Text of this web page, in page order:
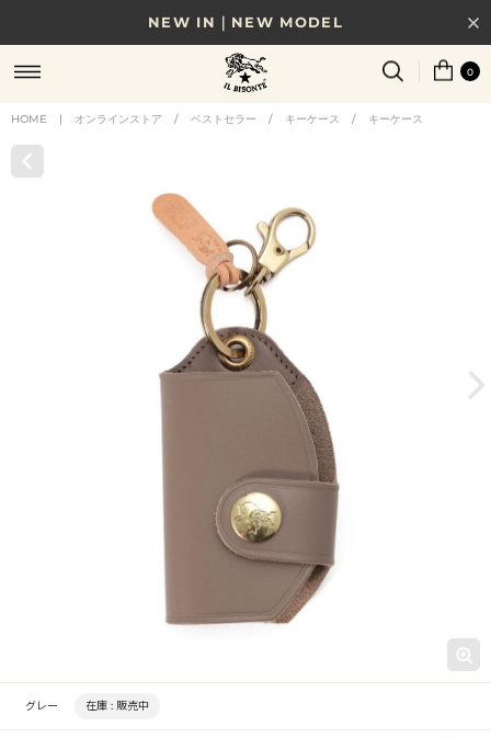
NEW IN｜NEW MODEL
8/17(月)10時まで｜税込11,000円以上で送料無料
贈る相手やシーンから選べる、新しいギフトガイド
0
HOME | オンラインストア / ベストセラー / キーケース / キーケース
グレー 在庫 : 販売中